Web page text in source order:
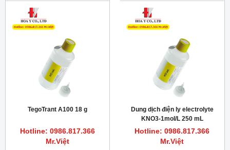
TegoTrant A100 18 g
Hotline: 0986.817.366
Mr.Việt
Dung dịch điện ly electrolyte
KNO3-1mol/L 250 mL
Hotline: 0986.817.366
Mr.Việt